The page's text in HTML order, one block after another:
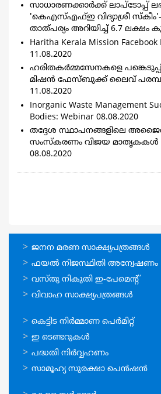
സാധാരണക്കാര്‍ക്ക് ലാപ്‌ടോപ്പ്
'കെഎസ്എഫ്ഇ വിദ്യാശ്രീ
താത്പര്യം അറിയിച്ച് 6.7
Haritha Kerala Mission Facebook
11.08.2020
ഹരിതകര്‍മ്മസേനകളെ
മിഷന്‍ ഫേസ്ബുക്ക് ലൈവ് പരമ്പര
11.08.2020
Inorganic Waste Management
Bodies: Webinar 08.08.2020
തദ്ദേശ സ്ഥാപനങ്ങളിലെ അജൈവ
സംസ്‌കരണം വിജയ മാതൃകകള്‍ :
08.08.2020
ഓണ്‍ലൈന്‍
സേവനങ്ങള്‍
ജനന മരണ സാക്ഷ്യപത്രങ്ങള്‍
ഫയല്‍ നിജസ്ഥിതി അന്വേഷണം
വസ്തു നികുതി ഇ-പേമെന്റ്
വിവാഹ സാക്ഷ്യപത്രങ്ങള്‍
ഓണ്‍ലൈന്‍
സേവനങ്ങള്‍
കെട്ടിട നിര്‍മ്മാണ പെര്‍മിറ്റ്‌
ഇ ടെണ്ടറുകള്‍
പദ്ധതി നിര്‍വ്വഹണം
സാമൂഹ്യ സുരക്ഷാ പെന്‍ഷന്‍